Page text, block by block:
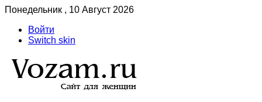
Понедельник , 10 Август 2026
Войти
Switch skin